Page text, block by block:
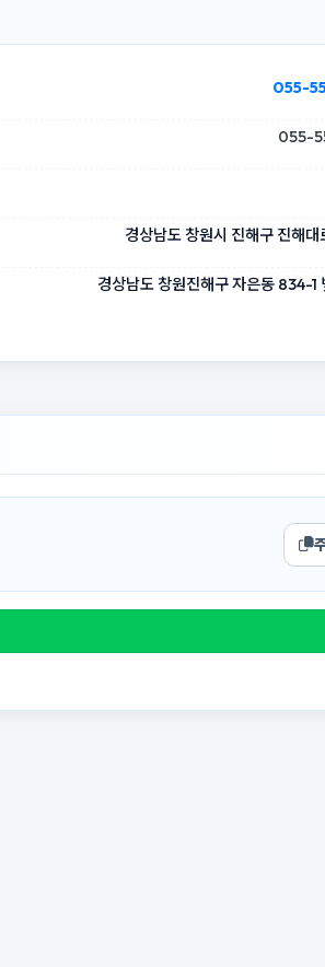
055-
055-
경상남도 창원시 진해구 진해대
경상남도 창원진해구 자은동 834-1